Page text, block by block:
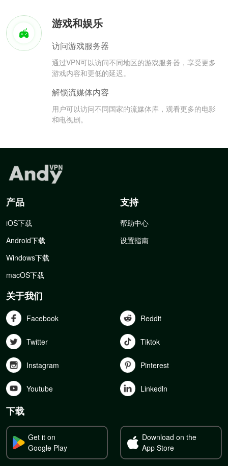
游戏和娱乐
访问游戏服务器
通过VPN可以访问不同地区的游戏服务器，享受更多
游戏内容和更低的延迟。
解锁流媒体内容
用户可以访问不同国家的流媒体库，观看更多的电影
和电视剧。
产品
iOS下载
Android下载
Windows下载
macOS下载
支持
帮助中心
设置指南
关于我们
Facebook Reddit
Twitter Tiktok
Instagram Pinterest
Youtube Linkedln
下载
Get it on
Google Play
Download on the
App Store